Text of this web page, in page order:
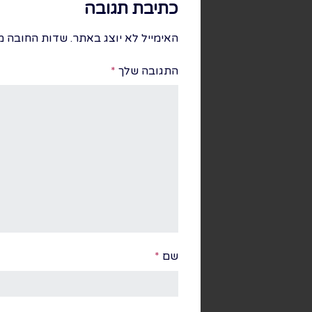
כתיבת תגובה
האימייל לא יוצג באתר. שדות החובה
התגובה שלך *
שם *